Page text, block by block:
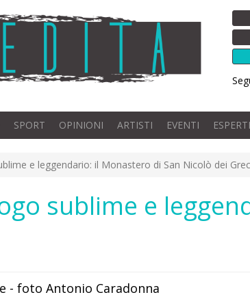
SPORT OPINIONI ARTISTI EVENTI ESPERTI
e leggendario: il Monastero di San Nicolò dei
sublime e
- foto Antonio Caradonna